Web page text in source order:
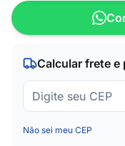
Calcular frete e
Não sei meu CEP